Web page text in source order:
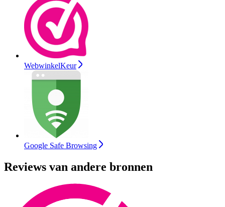
WebwinkelKeur
Google Safe Browsing
Reviews van andere bronnen